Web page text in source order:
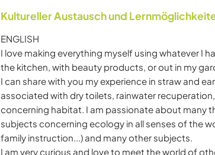
Kultureller Austausch und
ENGLISH
I love making everything myself using whatever I
the kitchen, with beauty products, or out in my
I can share with you my experience in straw and
associated with dry toilets, rainwater
concerning habitat. I am passionate about many
subjects concerning ecology in all senses of the
family instruction...) and many other subjects.
I am very curious and love to meet the world of